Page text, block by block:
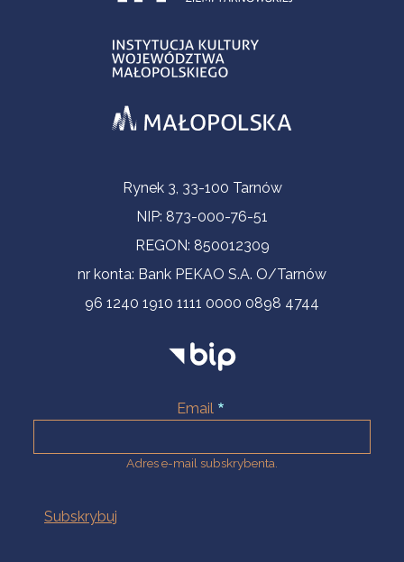
Informacje kontaktoweRynek 3, 33-100 Tarnów
NIP: 873-000-76-51
REGON: 850012309
nr konta: Bank PEKAO S.A. O/Tarnów
96 1240 1910 1111 0000 0898 4744
Email
Adres e-mail subskrybenta.